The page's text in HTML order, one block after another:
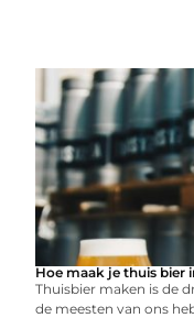
Hoe maak je thuis bier
Thuisbier maken is de
de meesten van ons